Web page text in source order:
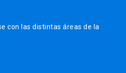
con las distintas áreas de la